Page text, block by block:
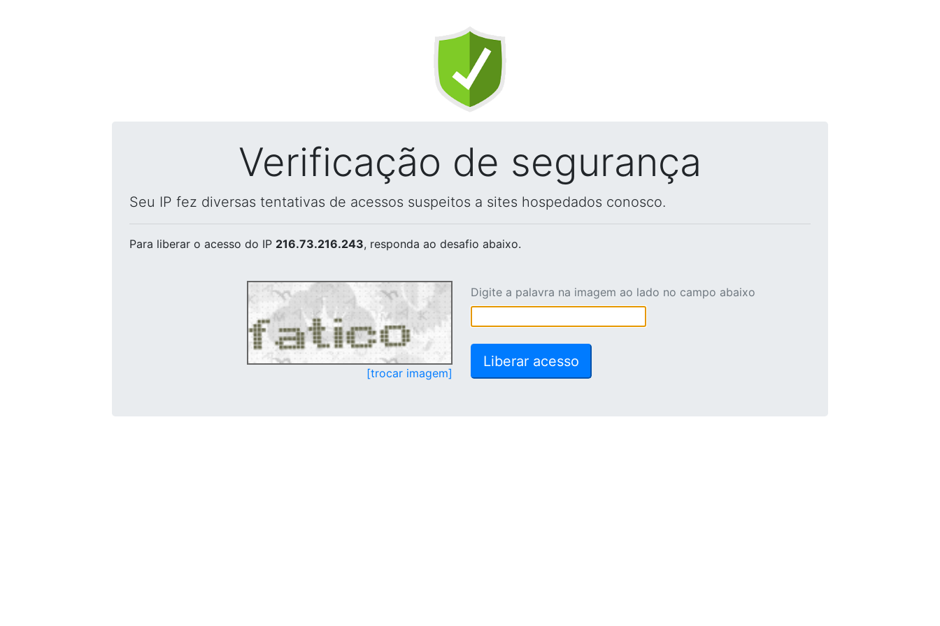
Verificação de segurança
Seu IP fez diversas tentativas de acessos suspeitos a sites hospedados conosco.
Para liberar o acesso do IP 216.73.216.243, responda ao desafio abaixo.
[trocar imagem]
Digite a palavra na imagem ao lado no campo abaixo